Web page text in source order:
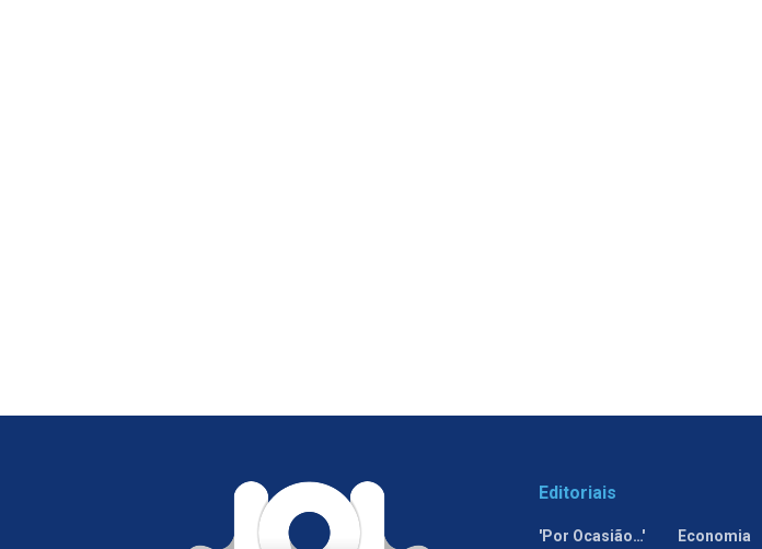
Editoriais
'Por Ocasião…'
Economia